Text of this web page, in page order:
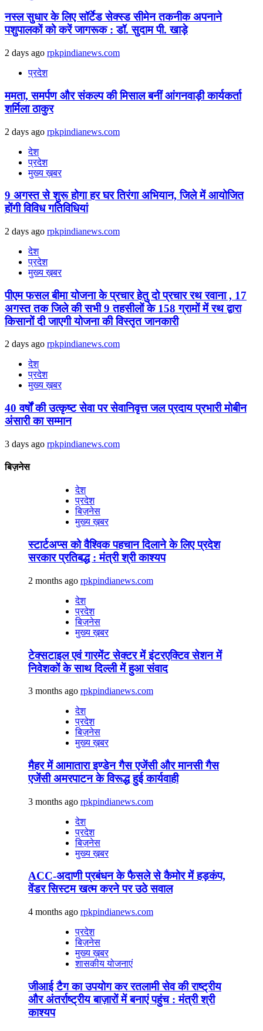
नस्ल सुधार के लिए सॉर्टेड सेक्स्ड सीमेन तकनीक अपनाने
पशुपालकों को करें जागरूक : डॉ. सुदाम पी. खाड़े
2 days ago rpkpindianews.com
प्रदेश
ममता, समर्पण और संकल्प की मिसाल बनीं आंगनवाड़ी कार्यकर्ता
शर्मिला ठाकुर
2 days ago rpkpindianews.com
देश
प्रदेश
मुख्य ख़बर
9 अगस्‍त से शुरू होगा हर घर तिरंगा अभियान, जिले में आयोजित
होंगी विविध गतिविधियां
2 days ago rpkpindianews.com
देश
प्रदेश
मुख्य ख़बर
पीएम फसल बीमा योजना के प्रचार हेतु दो प्रचार रथ रवाना , 17
अगस्त तक जिले की सभी 9 तहसीलों के 158 ग्रामों में रथ द्वारा
किसानों दी जाएगी योजना की विस्तृत जानकारी
2 days ago rpkpindianews.com
देश
प्रदेश
मुख्य ख़बर
40 वर्षों की उत्कृष्ट सेवा पर सेवानिवृत्त जल प्रदाय प्रभारी मोबीन
अंसारी का सम्मान
3 days ago rpkpindianews.com
बिज़नेस
देश
प्रदेश
बिज़नेस
मुख्य ख़बर
स्टार्टअप्स को वैश्विक पहचान दिलाने के लिए प्रदेश
सरकार प्रतिबद्ध : मंत्री श्री काश्यप
2 months ago rpkpindianews.com
देश
प्रदेश
बिज़नेस
मुख्य ख़बर
टेक्सटाइल एवं गारमेंट सेक्टर में इंटरएक्टिव सेशन में
निवेशकों के साथ दिल्ली में हुआ संवाद
3 months ago rpkpindianews.com
देश
प्रदेश
बिज़नेस
मुख्य ख़बर
मैहर में आमातारा इण्डेन गैस एजेंसी और मानसी गैस
एजेंसी अमरपाटन के विरूद्ध हुई कार्यवाही
3 months ago rpkpindianews.com
देश
प्रदेश
बिज़नेस
मुख्य ख़बर
ACC-अदाणी प्रबंधन के फैसले से कैमोर में हड़कंप,
वेंडर सिस्टम खत्म करने पर उठे सवाल
4 months ago rpkpindianews.com
प्रदेश
बिज़नेस
मुख्य ख़बर
शासकीय योजनाएं
जीआई टैग का उपयोग कर रतलामी सेव की राष्ट्रीय
और अंतर्राष्ट्रीय बाज़ारों में बनाएं पहुंच : मंत्री श्री
काश्यप